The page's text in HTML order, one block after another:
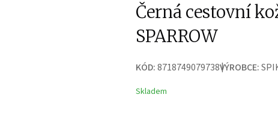
Černá cestovní
SPARROW
KÓD:8718749079738VÝROBCE:
Skladem